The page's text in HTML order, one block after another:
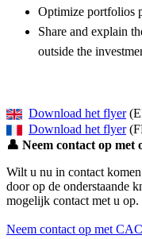
Optimize portfolios
Share and explain
outside the
Download het flyer
Download het flyer
👤 Neem contact op met
Wilt u nu in contact
door op de onderstaande
mogelijk contact met u op.
Neem contact op met